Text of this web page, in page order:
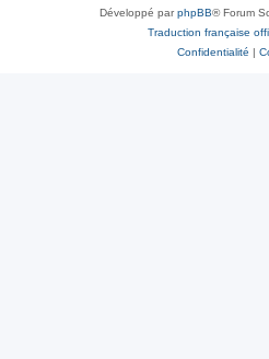
Développé parphpBB® Forum
Traduction française
Confidentialité |